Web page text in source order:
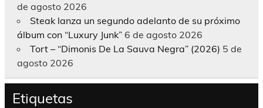
de agosto 2026
Steak lanza un segundo adelanto de su próximo
álbum con “Luxury Junk” 6 de agosto 2026
Tort – “Dimonis De La Sauva Negra” (2026) 5 de
agosto 2026
Etiquetas